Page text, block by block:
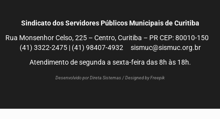
Sindicato dos Servidores Públicos Municipais de Curitiba
Rua Monsenhor Celso, 225 – Centro, Curitiba – PR CEP: 80010-150
(41) 3322-2475 | (41) 98407-4932 sismuc@sismuc.org.br
Atendimento de segunda a sexta-feira das 8h às 18h.
Desenvolvido por Direta Sistemas / Designed by Freepik